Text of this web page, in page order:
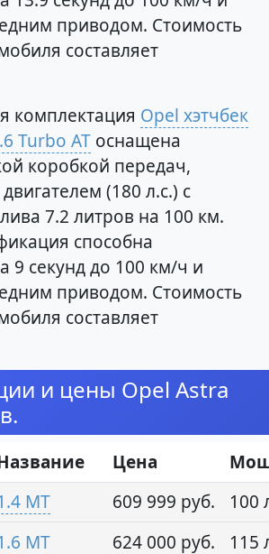
приводом. Стоимость
составляет
комплектация Opel хэтчбек
Turbo AT оснащена
коробкой передач,
(180 л.с.) с
7.2 литров на 100 км.
способна
9 секунд до 100 км/ч и
приводом. Стоимость
составляет
и цены Opel Astra
Цена
MT 609 999 руб.
100
MT
624 000 руб. 115